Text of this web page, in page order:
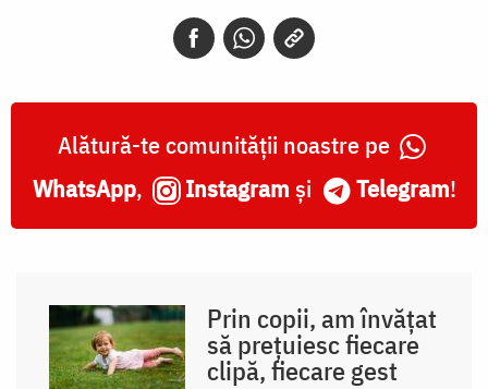
Alătură-te comunității noastre pe
WhatsApp, Instagram și Telegram!
Prin copii, am învățat
să prețuiesc fiecare
clipă, fiecare gest